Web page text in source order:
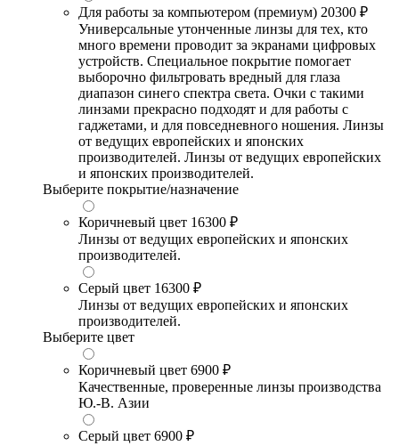
Для работы за компьютером (премиум) 20300 ₽
Универсальные утонченные линзы для тех, кто
много времени проводит за экранами цифровых
устройств. Специальное покрытие помогает
выборочно фильтровать вредный для глаза
диапазон синего спектра света. Очки с такими
линзами прекрасно подходят и для работы с
гаджетами, и для повседневного ношения. Линзы
от ведущих европейских и японских
производителей. Линзы от ведущих европейских
и японских производителей.
Выберите покрытие/назначение
Коричневый цвет 16300 ₽
Линзы от ведущих европейских и японских
производителей.
Серый цвет 16300 ₽
Линзы от ведущих европейских и японских
производителей.
Выберите цвет
Коричневый цвет 6900 ₽
Качественные, проверенные линзы производства
Ю.-В. Азии
Серый цвет 6900 ₽